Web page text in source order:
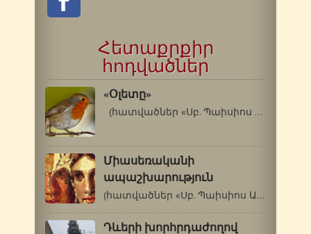
Հետաքրքիր
հոդվածներ
«Օլետը»
(հատվածներ «Սբ. Պաիսիոս Աթոսացու…
Միասեռականի
ապաշխարություն
(հատվածներ «Սբ. Պաիսիոս Աթոսացու…
Դևերի խորհրդաժողով